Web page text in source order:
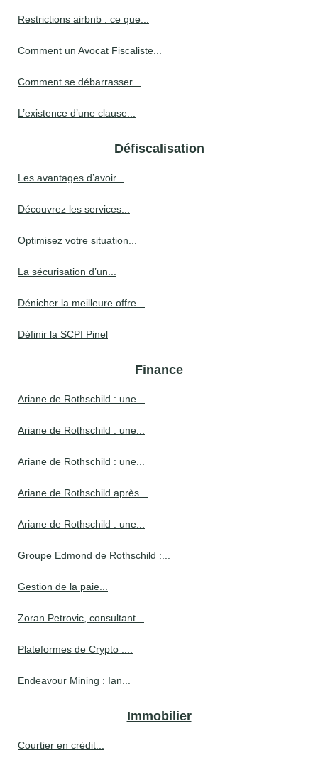
Restrictions airbnb : ce que...
Comment un Avocat Fiscaliste...
Comment se débarrasser...
L’existence d’une clause...
Défiscalisation
Les avantages d’avoir...
Découvrez les services...
Optimisez votre situation...
La sécurisation d’un...
Dénicher la meilleure offre...
Définir la SCPI Pinel
Finance
Ariane de Rothschild : une...
Ariane de Rothschild : une...
Ariane de Rothschild : une...
Ariane de Rothschild après...
Ariane de Rothschild : une...
Groupe Edmond de Rothschild :...
Gestion de la paie...
Zoran Petrovic, consultant...
Plateformes de Crypto :...
Endeavour Mining : Ian...
Immobilier
Courtier en crédit...